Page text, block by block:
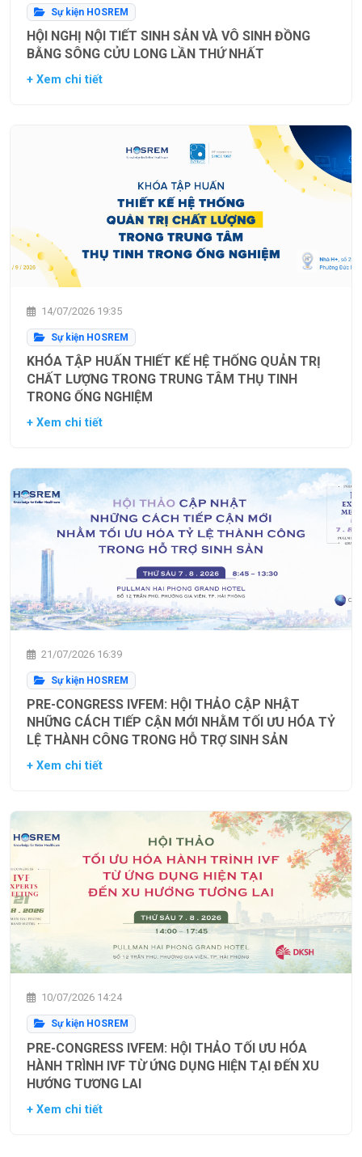
Sự kiện HOSREM
HỘI NGHỊ NỘI TIẾT SINH SẢN VÀ VÔ SINH ĐỒNG
BẰNG SÔNG CỬU LONG LẦN THỨ NHẤT
+ Xem chi tiết
14/07/2026 19:35
Sự kiện HOSREM
KHÓA TẬP HUẤN THIẾT KẾ HỆ THỐNG QUẢN TRỊ
CHẤT LƯỢNG TRONG TRUNG TÂM THỤ TINH
TRONG ỐNG NGHIỆM
+ Xem chi tiết
21/07/2026 16:39
Sự kiện HOSREM
PRE-CONGRESS IVFEM: HỘI THẢO CẬP NHẬT
NHỮNG CÁCH TIẾP CẬN MỚI NHẰM TỐI ƯU HÓA TỶ
LỆ THÀNH CÔNG TRONG HỖ TRỢ SINH SẢN
+ Xem chi tiết
10/07/2026 14:24
Sự kiện HOSREM
PRE-CONGRESS IVFEM: HỘI THẢO TỐI ƯU HÓA
HÀNH TRÌNH IVF TỪ ỨNG DỤNG HIỆN TẠI ĐẾN XU
HƯỚNG TƯƠNG LAI
+ Xem chi tiết